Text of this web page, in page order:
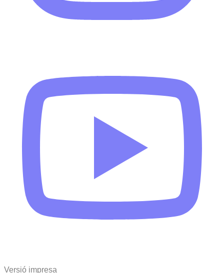
Versió impresa